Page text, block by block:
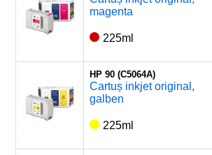
magenta
225ml
HP 90 (C5064A)
Cartuș inkjet original,
galben
225ml